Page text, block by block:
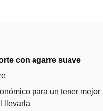
con agarre suave
para un tener mejor
llevarla